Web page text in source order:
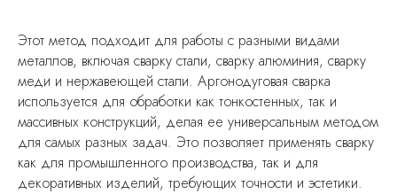
Этот метод подходит для работы с разными видами
металлов, включая сварку стали, сварку алюминия, сварку
меди и нержавеющей стали. Аргонодуговая сварка
используется для обработки как тонкостенных, так и
массивных конструкций, делая ее универсальным методом
для самых разных задач. Это позволяет применять сварку
как для промышленного производства, так и для
декоративных изделий, требующих точности и эстетики.